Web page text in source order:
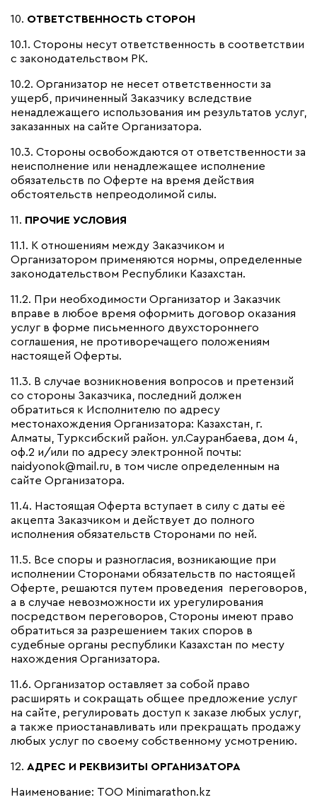
10. ОТВЕТСТВЕННОСТЬ СТОРОН
10.1. Стороны несут ответственность в соответствии
с законодательством РК.
10.2. Организатор не несет ответственности за
ущерб, причиненный Заказчику вследствие
ненадлежащего использования им результатов услуг,
заказанных на сайте Организатора.
10.3. Стороны освобождаются от ответственности за
неисполнение или ненадлежащее исполнение
обязательств по Оферте на время действия
обстоятельств непреодолимой силы.
11. ПРОЧИЕ УСЛОВИЯ
11.1. К отношениям между Заказчиком и
Организатором применяются нормы, определенные
законодательством Республики Казахстан.
11.2. При необходимости Организатор и Заказчик
вправе в любое время оформить договор оказания
услуг в форме письменного двухстороннего
соглашения, не противоречащего положениям
настоящей Оферты.
11.3. В случае возникновения вопросов и претензий
со стороны Заказчика, последний должен
обратиться к Исполнителю по адресу
местонахождения Организатора: Казахстан, г.
Алматы, Турксибский район. ул.Сауранбаева, дом 4,
оф.2 и/или по адресу электронной почты:
naidyonok@mail.ru, в том числе определенным на
сайте Организатора.
11.4. Настоящая Оферта вступает в силу с даты её
акцепта Заказчиком и действует до полного
исполнения обязательств Сторонами по ней.
11.5. Все споры и разногласия, возникающие при
исполнении Сторонами обязательств по настоящей
Оферте, решаются путем проведения переговоров,
а в случае невозможности их урегулирования
посредством переговоров, Стороны имеют право
обратиться за разрешением таких споров в
судебные органы республики Казахстан по месту
нахождения Организатора.
11.6. Организатор оставляет за собой право
расширять и сокращать общее предложение услуг
на сайте, регулировать доступ к заказе любых услуг,
а также приостанавливать или прекращать продажу
любых услуг по своему собственному усмотрению.
12. АДРЕС И РЕКВИЗИТЫ ОРГАНИЗАТОРА
Наименование: ТОО Minimarathon.kz